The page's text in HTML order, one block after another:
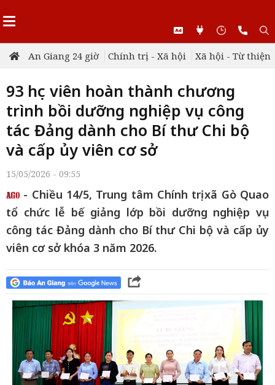
An Giang 24 giờ Chính trị - Xã hội Xã hội - Từ thiện
93 học viên hoàn thành chương
trình bồi dưỡng nghiệp vụ công
tác Đảng dành cho Bí thư Chi bộ
và cấp ủy viên cơ sở
15/05/2026 - 09:55
- Chiều 14/5, Trung tâm Chính trị xã Gò Quao
tổ chức lễ bế giảng lớp bồi dưỡng nghiệp vụ
công tác Đảng dành cho Bí thư Chi bộ và cấp ủy
viên cơ sở khóa 3 năm 2026.